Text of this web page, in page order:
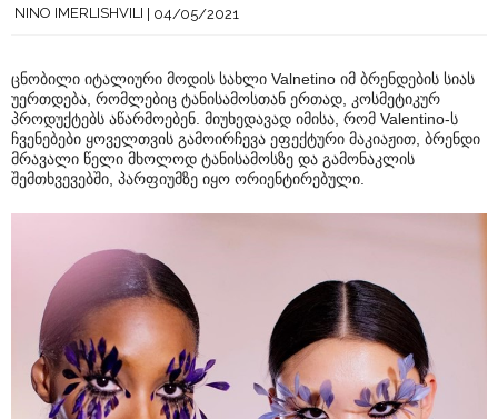
NINO IMERLISHVILI 04/05/2021
ცნობილი იტალიური მოდის სახლი Valnetino იმ ბრენდების სიას
უერთდება, რომლებიც ტანისამოსთან ერთად, კოსმეტიკურ
პროდუქტებს აწარმოებენ. მიუხედავად იმისა, რომ Valentino-ს
ჩვენებები ყოველთვის გამოირჩევა ეფექტური მაკიაჟით, ბრენდი
მრავალი წელი მხოლოდ ტანისამოსზე და გამონაკლის
შემთხვევებში, პარფიუმზე იყო ორიენტირებული.